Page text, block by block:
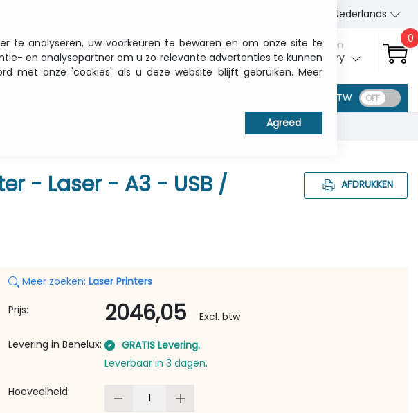
Nederlands
Aanmelden
My ITCurry
0
BTW
- Laser - A3 - USB /
AFDRUKKEN
Meer zoeken: Laser Printers
Prijs: 2046,05
Excl. btw
Levering in Benelux:
GRATIS Levering.
Leverbaar in 3 dagen.
Hoeveelheid:
te analyseren, uw voorkeuren te bewaren en om onze site te
en analysepartner om u zo relevante advertenties te kunnen
met onze 'cookies' als u deze website blijft gebruiken. Meer